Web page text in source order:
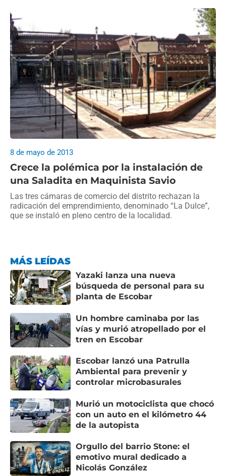
Crece la polémica por la instalación de
una Saladita en Maquinista Savio
8 de mayo de 2013
Las tres cámaras de comercio del distrito rechazan la
radicación del emprendimiento, denominado “La Dulce”,
que se instaló en pleno centro de la localidad.
MÁS LEÍDAS
Yazaki lanza una nueva
búsqueda de personal para su
planta de Escobar
Un hombre caminaba por las
vías y murió atropellado por el
tren en Escobar
Escobar lanzó una Patrulla
Ambiental para prevenir y
controlar microbasurales
Murió un motociclista que chocó
con un auto en el kilómetro 44
de la autopista
Orgullo del barrio Stone: el
emotivo mural dedicado a
Nicolás González